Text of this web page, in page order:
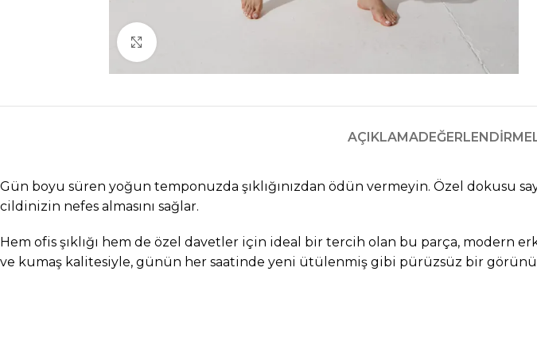
AÇIKLAMA
Gün boyu süren yoğun temponuzda şıklığınızdan ödün vermeyin. Özel dokusu
cildinizin nefes almasını sağlar.
Hem ofis şıklığı hem de özel davetler için ideal bir tercih olan bu parça, modern
ve kumaş kalitesiyle, günün her saatinde yeni ütülenmiş gibi pürüzsüz bir